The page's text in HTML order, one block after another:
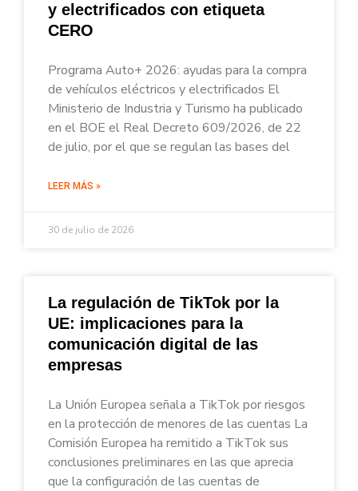
y electrificados con etiqueta
CERO
Programa Auto+ 2026: ayudas para la compra
de vehículos eléctricos y electrificados El
Ministerio de Industria y Turismo ha publicado
en el BOE el Real Decreto 609/2026, de 22
de julio, por el que se regulan las bases del
LEER MÁS »
30 de julio de 2026
La regulación de TikTok por la
UE: implicaciones para la
comunicación digital de las
empresas
La Unión Europea señala a TikTok por riesgos
en la protección de menores de las cuentas La
Comisión Europea ha remitido a TikTok sus
conclusiones preliminares en las que aprecia
que la configuración de las cuentas de